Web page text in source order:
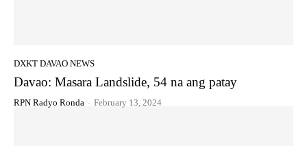
DXKT DAVAO NEWS
Davao: Masara Landslide, 54 na ang patay
RPN Radyo Ronda - February 13, 2024